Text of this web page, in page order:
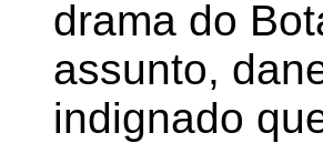
drama do
assunto,
indignado